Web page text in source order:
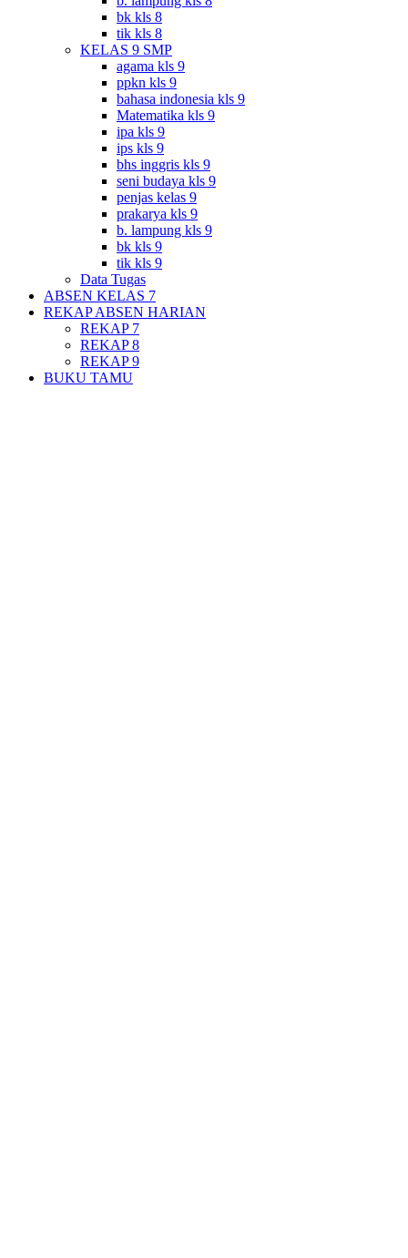
bk kls 8
tik kls 8
KELAS 9 SMP
agama kls 9
ppkn kls 9
bahasa indonesia kls 9
Matematika kls 9
ipa kls 9
ips kls 9
bhs inggris kls 9
seni budaya kls 9
penjas kelas 9
prakarya kls 9
b. lampung kls 9
bk kls 9
tik kls 9
Data Tugas
ABSEN KELAS 7
REKAP ABSEN HARIAN
REKAP 7
REKAP 8
REKAP 9
BUKU TAMU